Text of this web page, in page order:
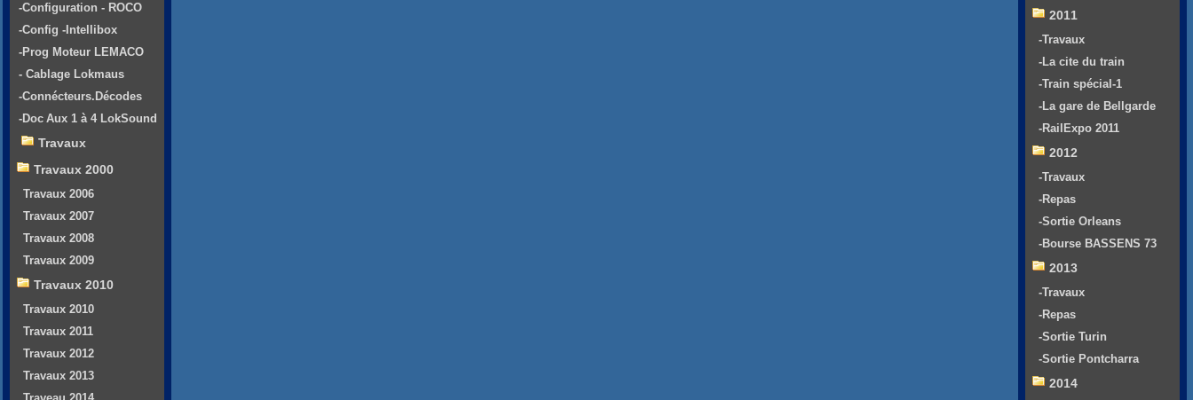
-Configuration - ROCO
-Config -Intellibox
-Prog Moteur LEMACO
- Cablage Lokmaus
-Connécteurs.Décodes
-Doc Aux 1 à 4 LokSound
Travaux
Travaux 2000
Travaux 2006
Travaux 2007
Travaux 2008
Travaux 2009
Travaux 2010
Travaux 2010
Travaux 2011
Travaux 2012
Travaux 2013
2011
-Travaux
-La cite du train
-Train spécial-1
-La gare de Bellgarde
-RailExpo 2011
2012
-Travaux
-Repas
-Sortie Orleans
-Bourse BASSENS 73
2013
-Travaux
-Repas
-Sortie Turin
-Sortie Pontcharra
2014